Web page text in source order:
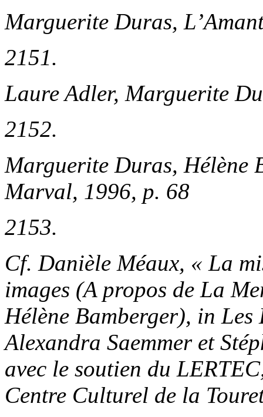
Marguerite Duras,
2151.
Laure Adler, Marguerite
2152.
Marguerite Duras, Hélène
Marval, 1996, p. 68
2153.
Cf. Danièle Méaux, « La
images (A propos de La
Hélène Bamberger), in Les
Alexandra Saemmer et
avec le soutien du
Centre Culturel de la